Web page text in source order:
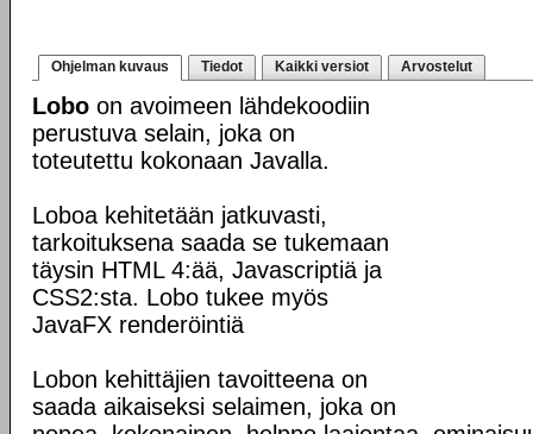
Ohjelman kuvaus Tiedot Kaikki versiot Arvostelut
Lobo on avoimeen lähdekoodiin
perustuva selain, joka on
toteutettu kokonaan Javalla.
Loboa kehitetään jatkuvasti,
tarkoituksena saada se tukemaan
täysin HTML 4:ää, Javascriptiä ja
CSS2:sta. Lobo tukee myös
JavaFX renderöintiä
Lobon kehittäjien tavoitteena on
saada aikaiseksi selaimen, joka on